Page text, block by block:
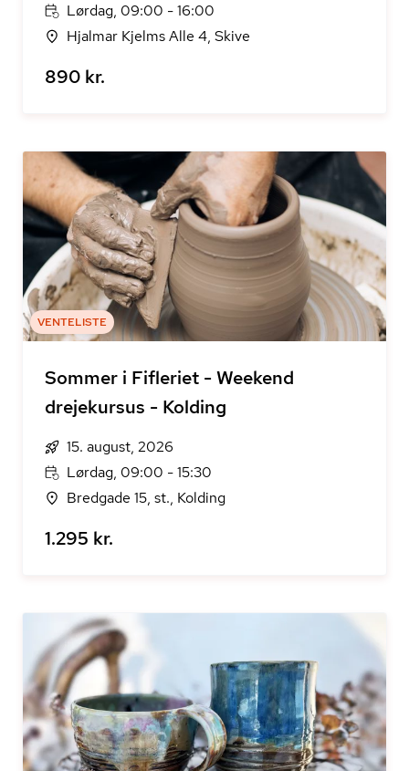
Lørdag, 09:00 - 16:00
Hjalmar Kjelms Alle 4, Skive
890 kr.
VENTELISTE
Sommer i Fifleriet - Weekend
drejekursus - Kolding
15. august, 2026
Lørdag, 09:00 - 15:30
Bredgade 15, st., Kolding
1.295 kr.